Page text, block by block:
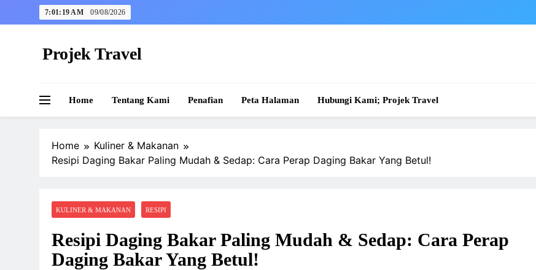
to
7:01:20 AM 09/08/2026
Projek Travel
Home Tentang Kami Penafian Peta Halaman Hubungi Kami; Projek Travel
Home
Kuliner & Makanan
Resipi Daging Bakar Paling Mudah & Sedap: Cara Perap Daging Bakar Yang Betul!
KULINER & MAKANAN RESIPI
Resipi Daging Bakar Paling Mudah & Sedap: Cara Perap
Daging Bakar Yang Betul!